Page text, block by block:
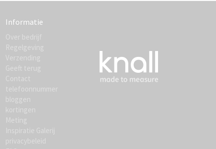
Informatie
Over bedrijf
Regelgeving
Verzending
Geeft terug
Contact
telefoonnummer
bloggen
kortingen
Meting
Inspiratie Galerij
privacybeleid